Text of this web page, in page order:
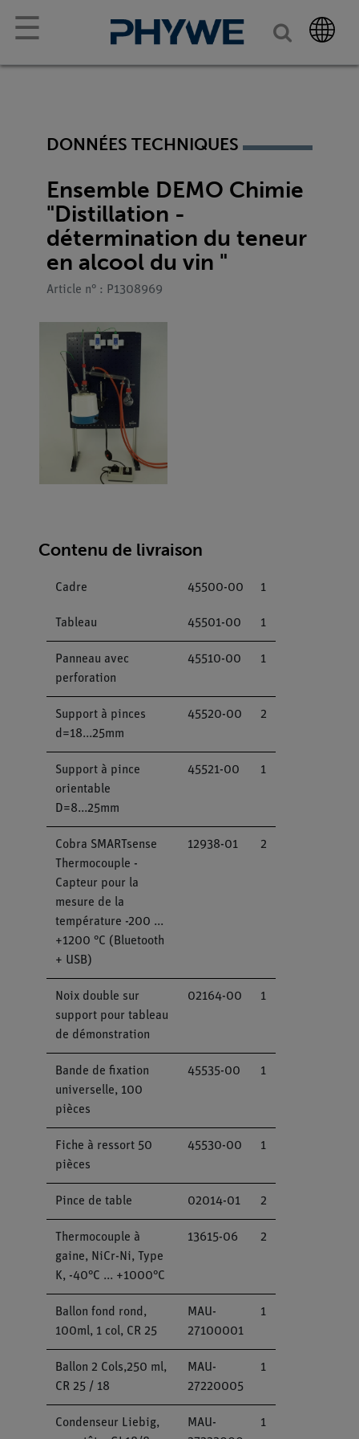
☰
DONNÉES TECHNIQUES
Ensemble DEMO Chimie
"Distillation -
détermination du teneur
en alcool du vin "
Article n° : P1308969
Contenu de livraison
Cadre 45500-00 1
Tableau 45501-00 1
Panneau avec
perforation
45510-00 1
Support à pinces
d=18...25mm
45520-00 2
Support à pince
orientable
D=8...25mm
45521-00 1
Cobra SMARTsense
Thermocouple -
Capteur pour la
mesure de la
température -200 ...
+1200 °C (Bluetooth
+ USB)
12938-01 2
Noix double sur
support pour tableau
de démonstration
02164-00 1
Bande de fixation
universelle, 100
pièces
45535-00 1
Fiche à ressort 50
pièces
45530-00 1
Pince de table 02014-01 2
Thermocouple à
gaine, NiCr-Ni, Type
K, -40°C ... +1000°C
13615-06 2
Ballon fond rond,
100ml, 1 col, CR 25
MAU-
27100001
1
Ballon 2 Cols,250 ml,
CR 25 / 18
MAU-
27220005
1
Condenseur Liebig,
MAU-
1